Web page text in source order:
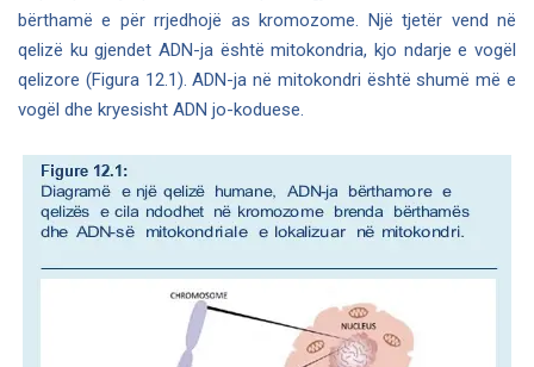
bërthamë e për rrjedhojë as kromozome. Një tjetër vend në
qelizë ku gjendet ADN-ja është mitokondria, kjo ndarje e vogël
qelizore (Figura 12.1). ADN-ja në mitokondri është shumë më e
vogël dhe kryesisht ADN jo-koduese.